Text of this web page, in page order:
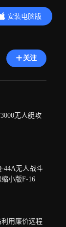
安装电脑版
内容更精彩
关注
无人艇攻
44A无人战斗
小版F-16
用廉价远程